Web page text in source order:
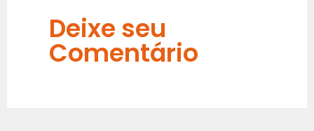
Deixe seu
Comentário